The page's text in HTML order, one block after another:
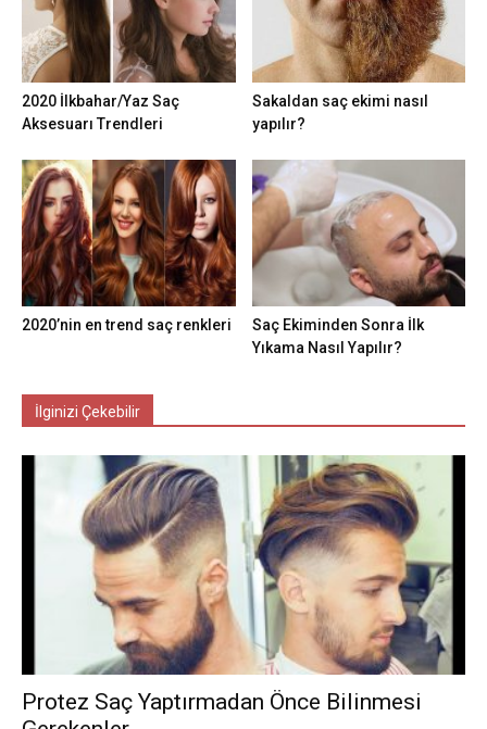
2020 İlkbahar/Yaz Saç
Aksesuarı Trendleri
Sakaldan saç ekimi nasıl
yapılır?
2020’nin en trend saç renkleri
Saç Ekiminden Sonra İlk
Yıkama Nasıl Yapılır?
İlginizi Çekebilir
Protez Saç Yaptırmadan Önce Bilinmesi